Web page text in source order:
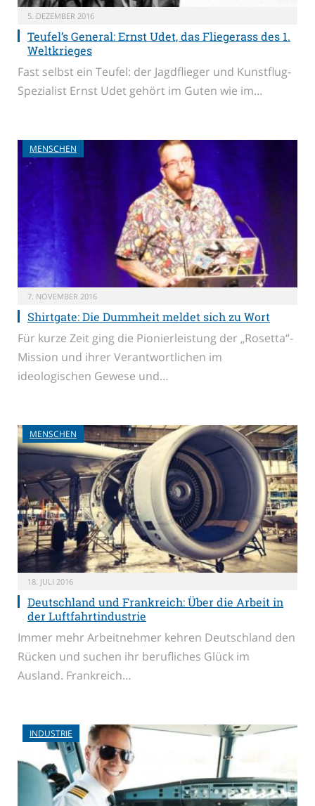
5. DEZEMBER 2016
Teufel’s General: Ernst Udet, das Fliegerass des 1.
Weltkrieges
Fast selbst ein Teufel: der Jagdflieger und Kunstflug-
Spezialist Ernst Udet gehört im Guten wie im…
MENSCHEN
7. NOVEMBER 2016
Shirtgate: Die Dummheit meldet sich zu Wort
Für kurze Zeit ging die Pionierleistung der „Rosetta“-
Mission und ihrer Verantwortlichen im
ideologischen Gewese und…
MENSCHEN
18. JULI 2016
Deutschland und Frankreich: Über die Arbeit in
der Luftfahrtindustrie
Immer mehr Arbeitnehmer kehren Deutschland den
Rücken und suchen ihr berufliches Glück im
Ausland. Frankreich…
INDUSTRIE